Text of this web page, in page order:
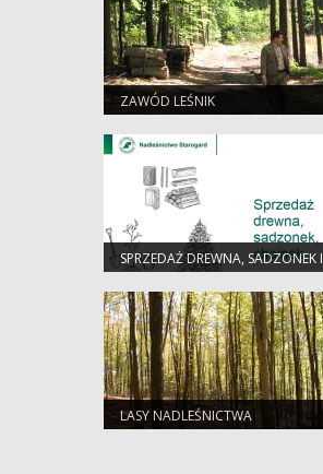
ZAWÓD LEŚNIK
SPRZEDAŻ DREWNA, SADZONEK I
CHOINEK
LASY NADLEŚNICTWA